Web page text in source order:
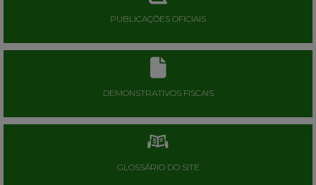
PUBLICAÇÕES OFICIAIS
DEMONSTRATIVOS FISCAIS
GLOSSÁRIO DO SITE